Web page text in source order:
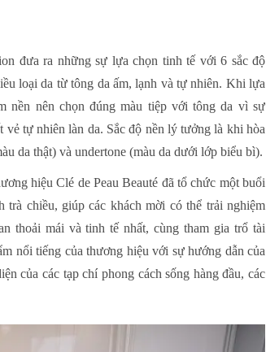
đưa ra những sự lựa chọn tinh tế với 6 sắc độ
loại da từ tông da ấm, lạnh và tự nhiên. Khi lựa
nền nên chọn đúng màu tiệp với tông da vì sự
vẻ tự nhiên làn da. Sắc độ nền lý tưởng là khi hòa
da thật) và undertone (màu da dưới lớp biểu bì).
hiệu Clé de Peau Beauté đã tổ chức một buổi
trà chiều, giúp các khách mời có thể trải nghiệm
thoải mái và tinh tế nhất, cùng tham gia trổ tài
nổi tiếng của thương hiệu với sự hướng dẫn của
của các tạp chí phong cách sống hàng đầu, các